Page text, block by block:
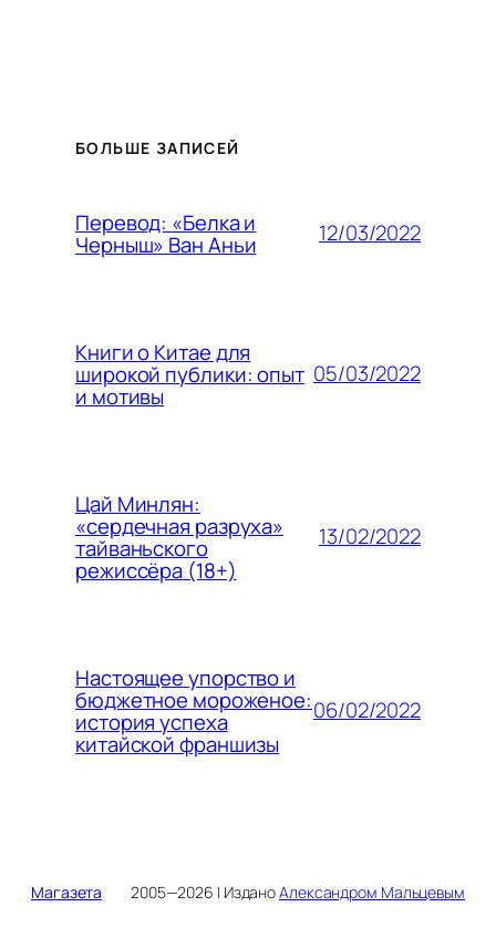
БОЛЬШЕ ЗАПИСЕЙ
Перевод: «Белка и
Черныш» Ван Аньи 12/03/2022
Книги о Китае для
широкой публики: опыт
и мотивы
05/03/2022
Цай Минлян:
«сердечная разруха»
тайваньского
режиссёра (18+)
13/02/2022
Настоящее упорство и
бюджетное мороженое:
история успеха
китайской франшизы
06/02/2022
Магазета 2005—2026 | ИзданоАлександром Мальцевым